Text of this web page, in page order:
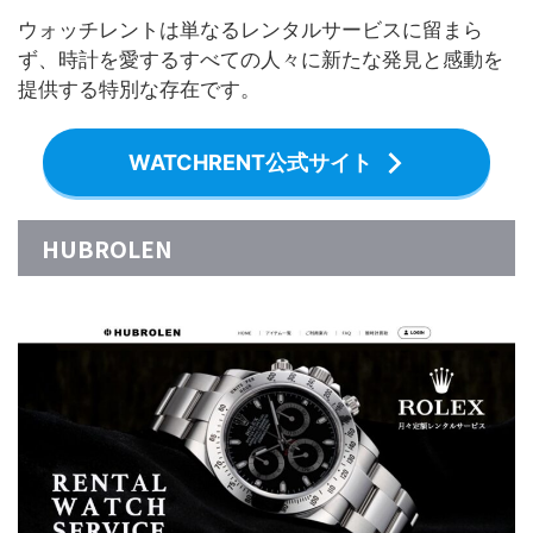
ウォッチレントは単なるレンタルサービスに留まら
ず、時計を愛するすべての人々に新たな発見と感動を
提供する特別な存在です。
WATCHRENT公式サイト
HUBROLEN